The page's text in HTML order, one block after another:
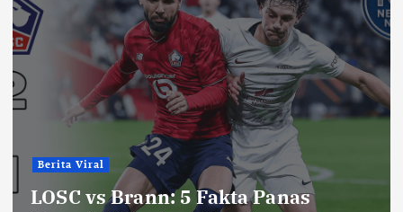
Berita Viral
LOSC vs Brann: 5 Fakta Panas